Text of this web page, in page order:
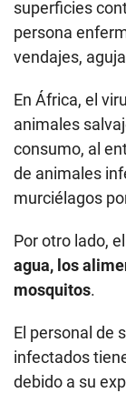
superficies
persona
vendajes,
En África, el
animales
consumo, al
de animales
murciélagos
Por otro lado,
agua, los
mosquitos.
El personal de
infectados
debido a su